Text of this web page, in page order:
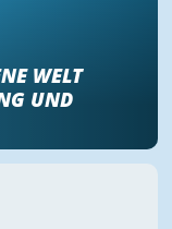
WELT
UND